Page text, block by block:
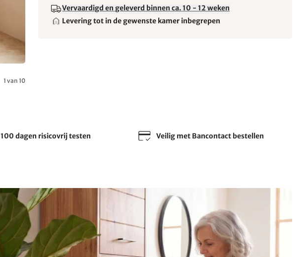
1 van 10
Vervaardigd en geleverd binnen ca. 10 - 12 weken
Levering tot in de gewenste kamer inbegrepen
100 dagen risicovrij testen Veilig met Bancontact bestellen